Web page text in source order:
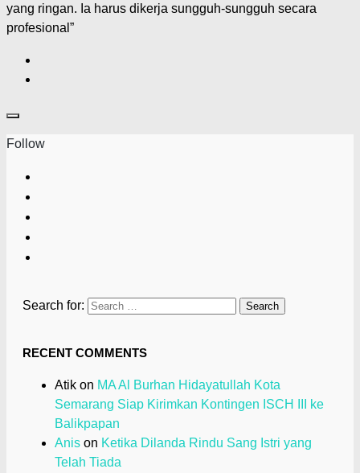
yang ringan. Ia harus dikerja sungguh-sungguh secara
profesional”
Follow
Search for:
RECENT COMMENTS
Atik on MA Al Burhan Hidayatullah Kota
Semarang Siap Kirimkan Kontingen ISCH III ke
Balikpapan
Anis on Ketika Dilanda Rindu Sang Istri yang
Telah Tiada